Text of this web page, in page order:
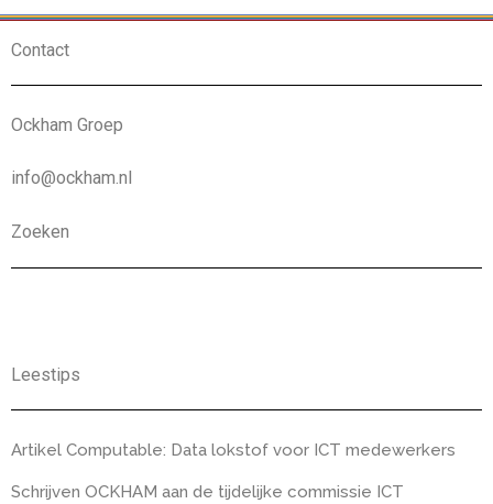
Contact
Ockham Groep
info@ockham.nl
Zoeken
Leestips
Artikel Computable: Data lokstof voor ICT medewerkers
Schrijven OCKHAM aan de tijdelijke commissie ICT